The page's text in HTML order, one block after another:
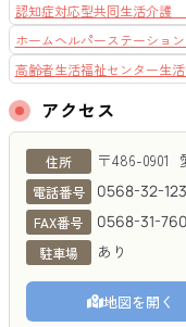
認知症対応型共同生活介護
ホームヘルパーステーション
高齢者生活福祉センター生
アクセス
第2グレイスフル春日井
住所 〒486-0901
電話番号 0568-32-
FAX番号 0568-31-
駐車場 あり
地図を開く